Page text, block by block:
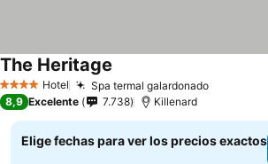
4 EstrellasHotel Spa termal galardonado
The Heritage
8,9 Excelente 7.738 Killenard
Elige fechas para ver los precios exactos